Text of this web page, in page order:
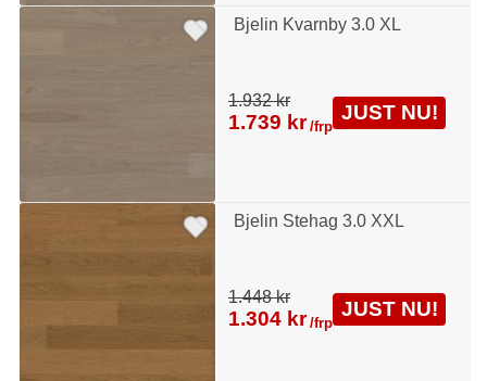
Bjelin Kvarnby 3.0 XL
Bjelin Stehag 3.0 XXL
1.932 kr
1.739 kr /frp
JUST NU!
1.448 kr
1.304 kr /frp
JUST NU!